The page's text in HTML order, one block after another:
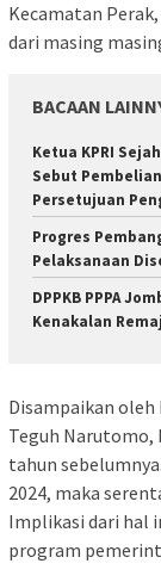
Kecamatan
dari masing
BACAAN
Ketua KPRI
Sebut
Persetujuan
Progres
Pelaksanaan
DPPKB PPPA
Kenakalan
Disampaikan
Teguh Narutomo,
tahun
2024, maka
Implikasi dari hal
program